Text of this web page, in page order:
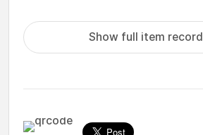
Show full item record